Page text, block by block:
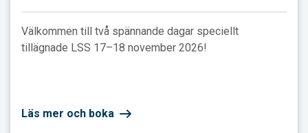
Välkommen till två spännande dagar speciellt
tillägnade LSS 17–18 november 2026!
Läs mer och boka